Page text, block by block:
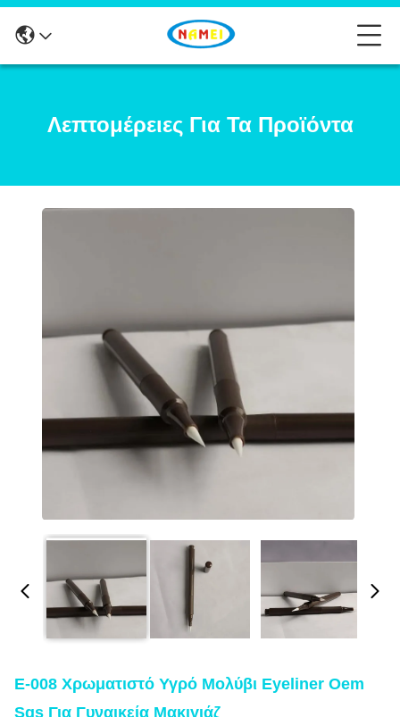
Λεπτομέρειες Για Τα Προϊόντα
Ε-008 Χρωματιστό Υγρό Μολύβι Eyeliner Oem
Sgs Για Γυναικεία Μακιγιάζ